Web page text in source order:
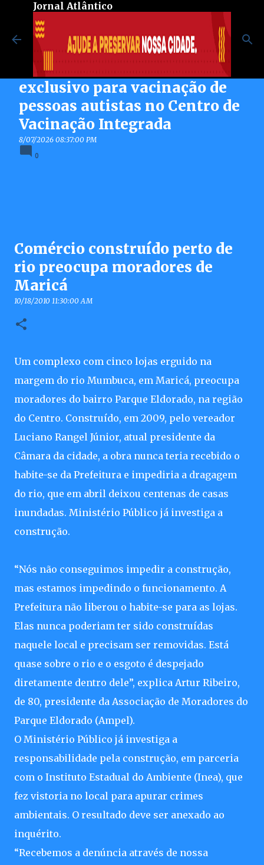
Pular para o conteúdo principal
Jornal Atlântico
Maricá inaugura espaço
exclusivo para vacinação de
pessoas autistas no Centro de
Vacinação Integrada
8/07/2026 08:37:00 PM
0
Comércio construído perto de
rio preocupa moradores de
Maricá
10/18/2010 11:30:00 AM
Um complexo com cinco lojas erguido na
margem do rio Mumbuca, em Maricá, preocupa
moradores do bairro Parque Eldorado, na região
do Centro. Construído, em 2009, pelo vereador
Luciano Rangel Júnior, atual presidente da
Câmara da cidade, a obra nunca teria recebido o
habite-se da Prefeitura e impediria a dragagem
do rio, que em abril deixou centenas de casas
inundadas. Ministério Público já investiga a
construção.
“Nós não conseguimos impedir a construção,
mas estamos impedindo o funcionamento. A
Prefeitura não liberou o habite-se para as lojas.
Elas nunca poderiam ter sido construídas
naquele local e precisam ser removidas. Está
quase sobre o rio e o esgoto é despejado
diretamente dentro dele”, explica Artur Ribeiro,
de 80, presidente da Associação de Moradores do
Parque Eldorado (Ampel).
O Ministério Público já investiga a
responsabilidade pela construção, em parceria
com o Instituto Estadual do Ambiente (Inea), que
fez vistoria no local para apurar crimes
ambientais. O resultado deve ser anexado ao
inquérito.
“Recebemos a denúncia através de nossa